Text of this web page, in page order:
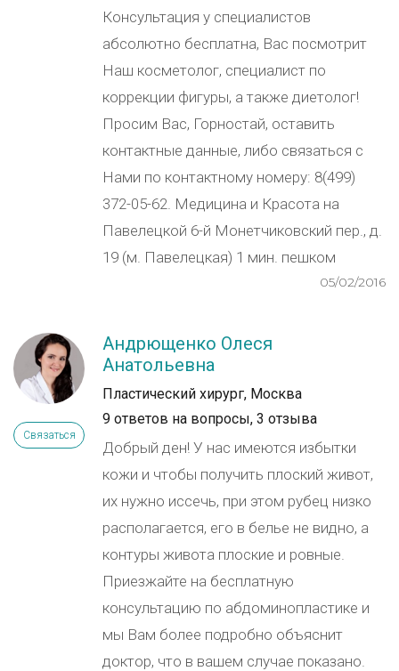
Консультация у специалистов
абсолютно бесплатна, Вас посмотрит
Наш косметолог, специалист по
коррекции фигуры, а также диетолог!
Просим Вас, Горностай, оставить
контактные данные, либо связаться с
Нами по контактному номеру: 8(499)
372-05-62. Медицина и Красота на
Павелецкой 6-й Монетчиковский пер., д.
19 (м. Павелецкая) 1 мин. пешком
05/02/2016
Связаться
Андрющенко Олеся
Анатольевна
Пластический хирург, Москва
9 ответов на вопросы, 3 отзыва
Добрый ден! У нас имеются избытки
кожи и чтобы получить плоский живот,
их нужно иссечь, при этом рубец низко
располагается, его в белье не видно, а
контуры живота плоские и ровные.
Приезжайте на бесплатную
консультацию по абдоминопластике и
мы Вам более подробно объяснит
доктор, что в вашем случае показано.